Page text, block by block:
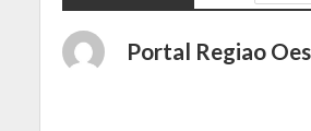
Portal Regiao